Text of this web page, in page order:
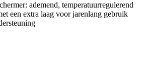
ademend, temperatuurregulerend
een extra laag voor jarenlang gebruik